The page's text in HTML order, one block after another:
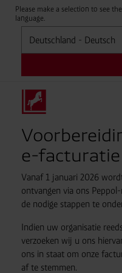
Please make a selection to see
language.
Selecteren
e-facturatie
Vanaf 1 januari 2026
ontvangen via ons
de nodige stappen te
Indien uw organisatie
verzoeken wij u ons
ons in staat om onze
af te stemmen.